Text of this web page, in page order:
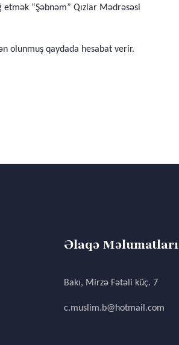
“Şəbnəm” Qızlar Mədrəsəsi
olunmuş qaydada hesabat verir.
Əlaqə Məlumatları
Bakı, Mirzə Fətəli küç. 7
c.muslim.b@hotmail.com